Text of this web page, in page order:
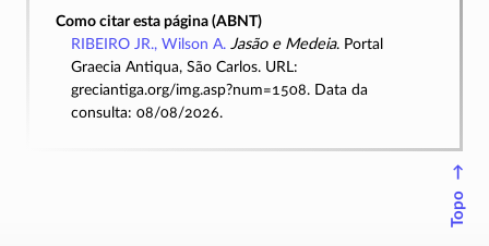
Como citar esta página (ABNT)
RIBEIRO JR., Wilson A. Jasão e Medeia. Portal
Graecia Antiqua, São Carlos. URL:
greciantiga.org/img.asp?num=1508. Data da
consulta: 08/08/2026.
↑
Topo